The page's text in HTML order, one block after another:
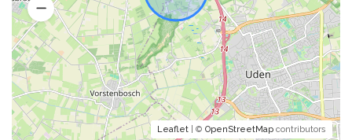
Leaflet | © OpenStreetMap contributors